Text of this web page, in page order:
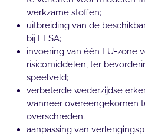
werkzame stoffen;
uitbreiding van de
bij EFSA;
invoering van één EU-zone
risicomiddelen, ter
speelveld;
verbeterde wederzijdse
wanneer overeengekomen
overschreden;
aanpassing van